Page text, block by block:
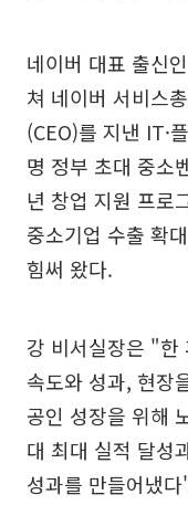
네이버 대표 출신
쳐 네이버 서비스
(CEO)를 지낸 IT·
명 정부 초대 중소
년 창업 지원 프로
중소기업 수출 확
힘써 왔다.
강 비서실장은 "한
속도와 성과, 현장
공인 성장을 위해
대 최대 실적 달성
성과를 만들어냈